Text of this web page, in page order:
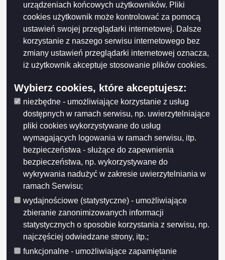
urządzeniach końcowych użytkowników. Pliki
cookies użytkownik może kontrolować za pomocą
ustawień swojej przeglądarki internetowej. Dalsze
korzystanie z naszego serwisu internetowego bez
zmiany ustawień przeglądarki internetowej oznacza,
iż użytkownik akceptuje stosowanie plików cookies.
Wybierz cookies, które akceptujesz:
niezbędne - umożliwiające korzystanie z usług
dostępnych w ramach serwisu, np. uwierzytelniające
pliki cookies wykorzystywane do usług
wymagających logowania w ramach serwisu, itp.
bezpieczeństwa - służące do zapewnienia
bezpieczeństwa, np. wykorzystywane do
wykrywania nadużyć w zakresie uwierzytelniania w
ramach Serwisu;
wydajnościowe (statystyczne) - umożliwiające
zbieranie zanonimizowanych informacji
statystycznych o sposobie korzystania z serwisu, np.
najczęściej odwiedzane strony, itp.;
funkcjonalne - umożliwiające zapamiętanie